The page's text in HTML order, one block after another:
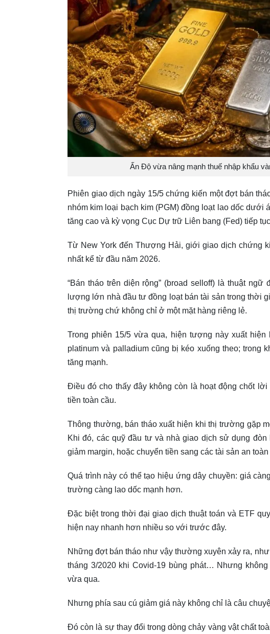
Ấn Độ vừa nâng mạnh thuế nhập khẩu
Phiên giao dịch ngày 15/5 chứng kiến một đợt bán
nhóm kim loại bạch kim (PGM) đồng loạt lao dốc
tăng cao và kỳ vọng Cục Dự trữ Liên bang (Fed) tiếp
Từ New York đến Thượng Hải, giới giao dịch chứng
nhất kể từ đầu năm 2026.
“Bán tháo trên diện rộng” (broad selloff) là thuật
lượng lớn nhà đầu tư đồng loạt bán tài sản trong thời
thị trường chứ không chỉ ở một mặt hàng riêng lẻ.
Trong phiên 15/5 vừa qua, hiện tượng này xuất
platinum và palladium cũng bị kéo xuống theo; trong
tăng mạnh.
Điều đó cho thấy đây không còn là hoạt động chốt
tiền toàn cầu.
Thông thường, bán tháo xuất hiện khi thị trường gặp
Khi đó, các quỹ đầu tư và nhà giao dịch sử dụng
giảm margin, hoặc chuyển tiền sang các tài sản an
Quá trình này có thể tạo hiệu ứng dây chuyền: giá
trường càng lao dốc mạnh hơn.
Đặc biệt trong thời đại giao dịch thuật toán và ETF
hiện nay nhanh hơn nhiều so với trước đây.
Những đợt bán tháo như vậy thường xuyên xảy ra,
tháng 3/2020 khi Covid-19 bùng phát… Nhưng
vừa qua.
Nhưng phía sau cú giảm giá này không chỉ là câu
Đó còn là sự thay đổi trong dòng chảy vàng vật chất